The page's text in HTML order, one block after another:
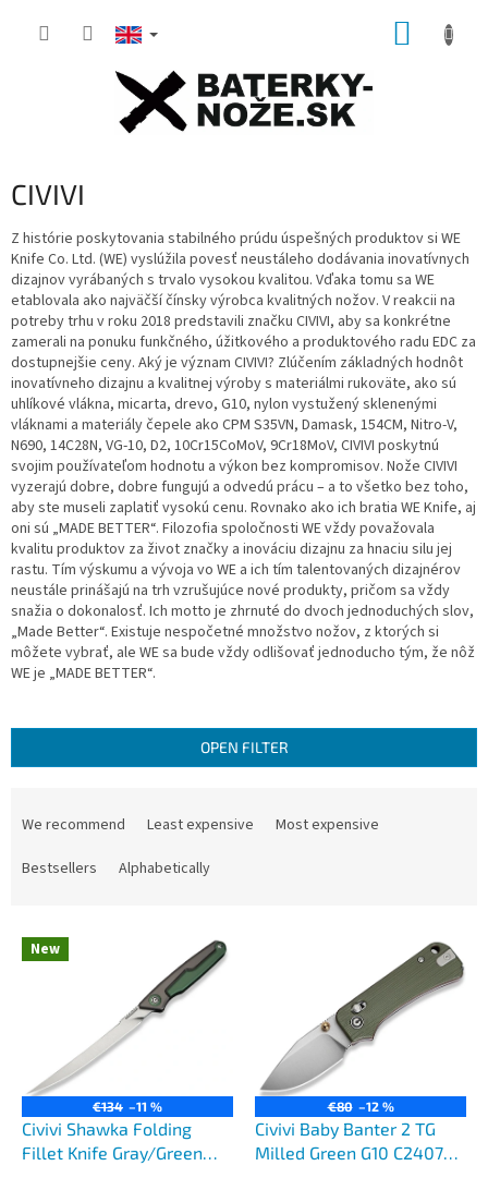
CIVIVI
Z histórie poskytovania stabilného prúdu úspešných produktov si WE
Knife Co. Ltd. (WE) vyslúžila povesť neustáleho dodávania inovatívnych
dizajnov vyrábaných s trvalo vysokou kvalitou. Vďaka tomu sa WE
etablovala ako najväčší čínsky výrobca kvalitných nožov. V reakcii na
potreby trhu v roku 2018 predstavili značku CIVIVI, aby sa konkrétne
zamerali na ponuku funkčného, ​​úžitkového a produktového radu EDC za
dostupnejšie ceny. Aký je význam CIVIVI? Zlúčením základných hodnôt
inovatívneho dizajnu a kvalitnej výroby s materiálmi rukoväte, ako sú
uhlíkové vlákna, micarta, drevo, G10, nylon vystužený sklenenými
vláknami a materiály čepele ako CPM S35VN, Damask, 154CM, Nitro-V,
N690, 14C28N, VG-10, D2, 10Cr15CoMoV, 9Cr18MoV, CIVIVI poskytnú
svojim používateľom hodnotu a výkon bez kompromisov. Nože CIVIVI
vyzerajú dobre, dobre fungujú a odvedú prácu – a to všetko bez toho,
aby ste museli zaplatiť vysokú cenu. Rovnako ako ich bratia WE Knife, aj
oni sú „MADE BETTER“. Filozofia spoločnosti WE vždy považovala
kvalitu produktov za život značky a inováciu dizajnu za hnaciu silu jej
rastu. Tím výskumu a vývoja vo WE a ich tím talentovaných dizajnérov
neustále prinášajú na trh vzrušujúce nové produkty, pričom sa vždy
snažia o dokonalosť. Ich motto je zhrnuté do dvoch jednoduchých slov,
„Made Better“. Existuje nespočetné množstvo nožov, z ktorých si
môžete vybrať, ale WE sa bude vždy odlišovať jednoducho tým, že nôž
WE je „MADE BETTER“.
OPEN FILTER
We recommend Least expensive
Most expensive
Bestsellers
Alphabetically
New
€134 –11 %
Civivi Shawka Folding
Fillet Knife Gray/Green
€80 –12 %
Civivi Baby Banter 2 TG
Milled Green G10 C24074-